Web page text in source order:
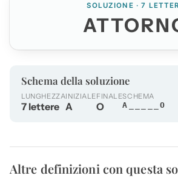
SOLUZIONE · 7
Schema della soluzione
LUNGHEZZA
7 lettere
INIZIALE
A
FINALE
O
SCHEMA
A_____O
Altre definizioni con questa